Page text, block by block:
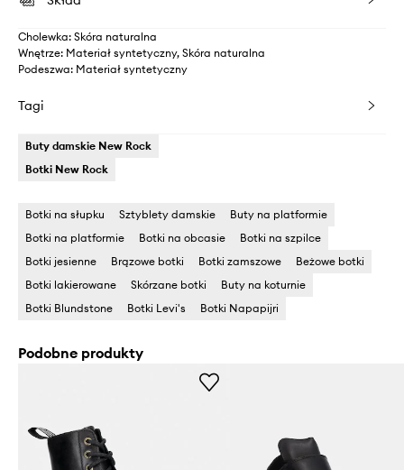
Cholewka: Skóra naturalna
Wnętrze: Materiał syntetyczny, Skóra naturalna
Podeszwa: Materiał syntetyczny
Tagi
Buty damskie New Rock
Botki New Rock
Botki na słupku Sztyblety damskie
Buty na platformie
Botki na platformie
Botki na obcasie
Botki na szpilce
Botki jesienne
Brązowe botki Botki zamszowe
Beżowe botki
Botki lakierowane
Skórzane botki
Buty na koturnie
Botki Blundstone
Botki Levi's Botki Napapijri
Podobne produkty